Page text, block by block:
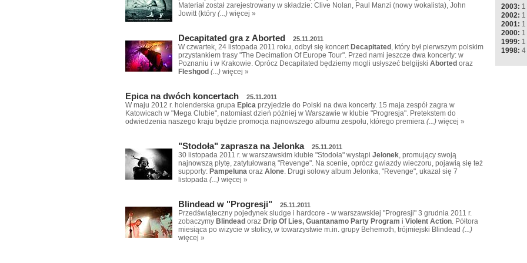
Materiał został zarejestrowany w składzie: Clive Nolan, Paul Manzi (nowy wokalista), John
Jowitt (który (...) więcej »
Decapitated gra z Aborted 25.11.2011
W czwartek, 24 listopada 2011 roku, odbył się koncert Decapitated , który był pierwszym polskim
przystankiem trasy "The Decimation Of Europe Tour". Przed nami jeszcze dwa koncerty: w
Poznaniu i w Krakowie. Oprócz Decapitated będziemy mogli usłyszeć belgijski Aborted oraz
Fleshgod (...) więcej »
Epica na dwóch koncertach 25.11.2011
W maju 2012 r. holenderska grupa Epica przyjedzie do Polski na dwa koncerty. 15 maja zespół zagra w
Katowicach w "Mega Clubie", natomiast dzień później w Warszawie w klubie "Progresja". Pretekstem do
odwiedzenia naszego kraju będzie promocja najnowszego albumu zespołu, którego premiera (...) więcej »
"Stodoła" zaprasza na Jelonka 25.11.2011
30 listopada 2011 r. w warszawskim klubie "Stodoła" wystąpi Jelonek, promujący swoją
najnowszą płytę, zatytułowaną "Revenge". Na scenie, oprócz gwiazdy wieczoru, pojawią się też
supporty: Pampeluna oraz Alone. Drugi solowy album Jelonka, "Revenge", ukazał się 7
listopada (...) więcej »
Blindead w "Progresji" 25.11.2011
Przedświąteczny pojedynek sludge i hardcore - w warszawskiej "Progresji" 3 grudnia 2011 r.
zobaczymy Blindead oraz Drip Of Lies, Guantanamo Party Program i Violent Action. Półtora
miesiąca po wizycie w stolicy, w towarzystwie m.in. grupy Behemoth, trójmiejski Blindead (...)
więcej »
2003: 1
2002: 1
2001: 1
2000: 1
1999: 1
1998: 4